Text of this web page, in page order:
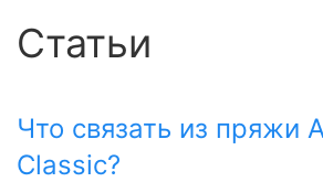
Статьи
Что связать из пряжи
Classic?